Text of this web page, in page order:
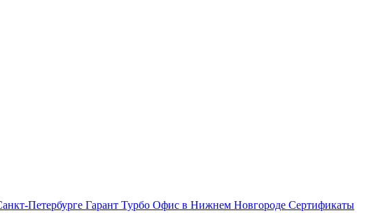
Петербурге Гарант Турбо Офис в Нижнем Новгороде Сертификаты